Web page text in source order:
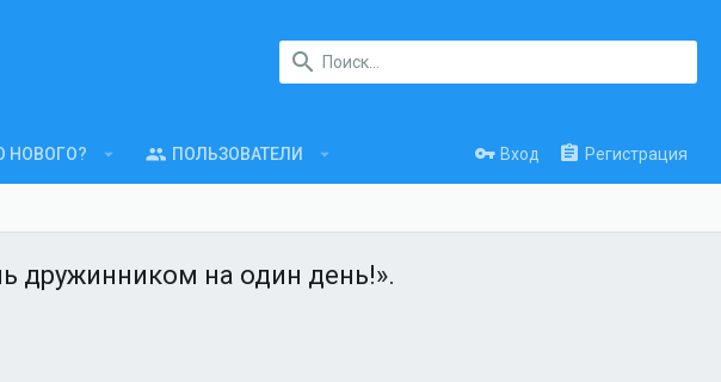
НОВОГО? ПОЛЬЗОВАТЕЛИ Вход Регистрация
дружинником на один день!».